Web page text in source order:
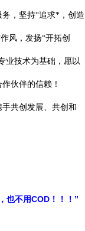
，坚持“追求*，创造
风，发扬“开拓创
业技术为基础，愿以
伙伴的信赖！
共创发展、共创和
也不用COD ！！！”